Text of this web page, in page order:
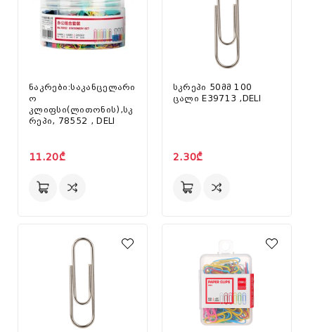
ნაკრები:საკანცელარი
ო
კლიფსი(ლითონის),სკ
რეპი, 78552 , DELI
11.20₾
სკრეპი 50მმ 100
ცალი E39713 ,DELI
2.30₾